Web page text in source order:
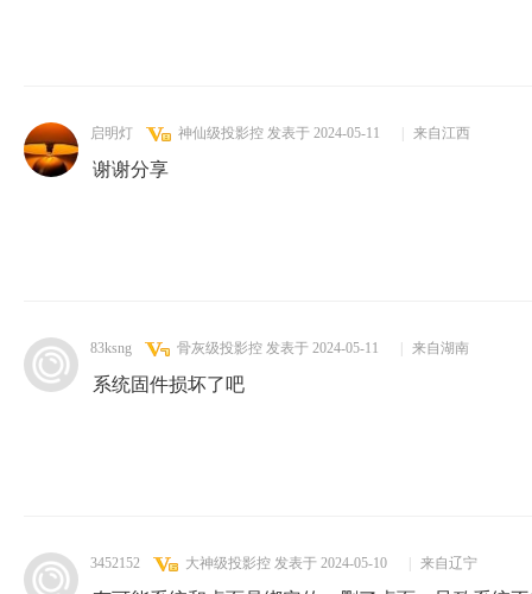
启明灯 神仙级投影控 发表于 2024-05-11 来自江西
谢谢分享
83ksng 骨灰级投影控 发表于 2024-05-11 来自湖南
系统固件损坏了吧
3452152 大神级投影控 发表于 2024-05-10 来自辽宁